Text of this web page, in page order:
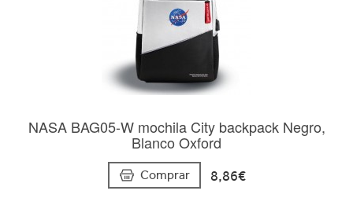
NASA BAG05-W mochila City backpack Negro,
Blanco Oxford
Comprar 8,86€